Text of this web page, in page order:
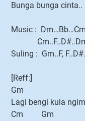
Bunga bunga cinta..
Music : Dm…Bb…Cm
Suling : Gm..F,
[Reff:]
Gm
Lagi bengi kula
Cm Gm